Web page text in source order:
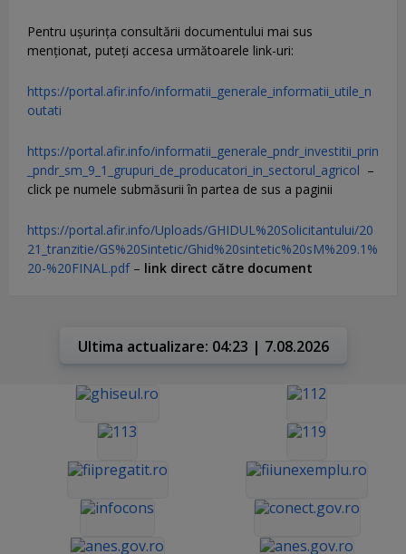
Pentru uşurinţa consultării documentului mai sus
menţionat, puteţi accesa următoarele link-uri:
https://portal.afir.info/informatii_generale_informatii_utile_n
outati
https://portal.afir.info/informatii_generale_pndr_investitii_prin
_pndr_sm_9_1_grupuri_de_producatori_in_sectorul_agricol –
click pe numele submăsurii în partea de sus a paginii
https://portal.afir.info/Uploads/GHIDUL%20Solicitantului/20
21_tranzitie/GS%20Sintetic/Ghid%20sintetic%20sM%209.1%
20-%20FINAL.pdf– link direct către document
Ultima actualizare: 04:23 | 7.08.2026